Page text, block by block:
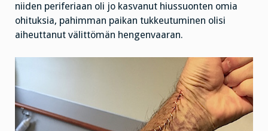
niiden periferiaan oli jo kasvanut hiussuonten omia
ohituksia, pahimman paikan tukkeutuminen olisi
aiheuttanut välittömän hengenvaaran.